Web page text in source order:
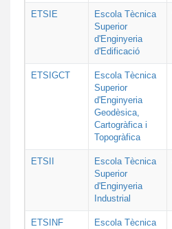
ETSIE
Escola Tècnica
Superior
d'Enginyeria
d'Edificació
ETSIGCT
Escola Tècnica
Superior
d'Enginyeria
Geodèsica,
Cartogràfica i
Topogràfica
ETSII
Escola Tècnica
Superior
d'Enginyeria
Industrial
ETSINF
Escola Tècnica